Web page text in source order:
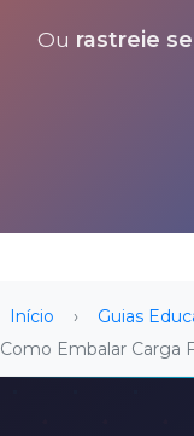
Ou rastreie
Início › Guias
Como Embalar Carga